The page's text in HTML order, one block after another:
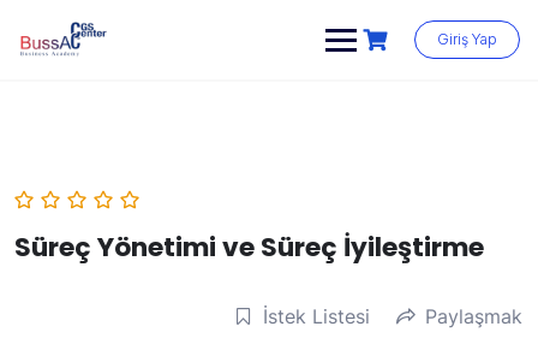
content
Giriş Yap
Süreç Yönetimi ve Süreç İyileştirme
İstek Listesi Paylaşmak